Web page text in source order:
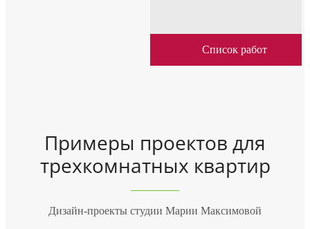
Список работ
Примеры проектов для
трехкомнатных квартир
Дизайн-проекты студии Марии Максимовой